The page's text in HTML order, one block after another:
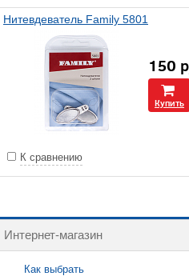
Нитевдеватель Family 5801
150
Купить
К сравнению
Интернет-магазин
Как выбрать